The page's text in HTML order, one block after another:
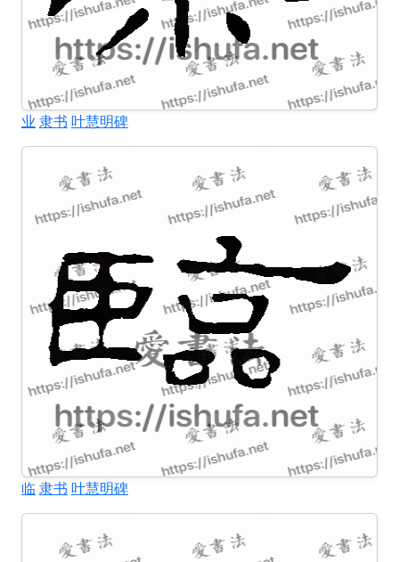
业 隶书 叶慧明碑
临 隶书 叶慧明碑